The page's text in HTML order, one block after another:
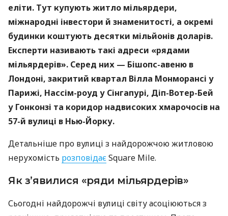
еліти. Тут купують житло мільярдери,
міжнародні інвестори й знаменитості, а окремі
будинки коштують десятки мільйонів доларів.
Експерти називають такі адреси «рядами
мільярдерів». Серед них — Бішопс-авеню в
Лондоні, закритий квартал Вілла Монморансі у
Парижі, Нассім-роуд у Сінгапурі, Діп-Вотер-Бей
у Гонконзі та коридор надвисоких хмарочосів на
57-й вулиці в Нью-Йорку.
Детальніше про вулиці з найдорожчою житловою
нерухомість розповідаєSquare Mile.
Як з’явилися «ряди мільярдерів»
Сьогодні найдорожчі вулиці світу асоціюються з